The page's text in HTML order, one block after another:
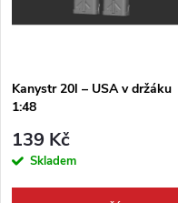
n
p
r
i
s
p
r
Kanystr 20l – USA v držáku
1:48
139 Kč
Skladem